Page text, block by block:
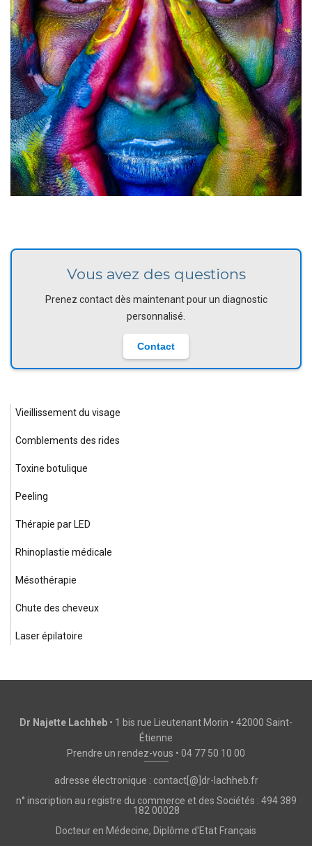
Vous avez des questions
Prenez contact dès maintenant pour un diagnostic
personnalisé.
Contact
Vieillissement du visage
Comblements des rides
Toxine botulique
Peeling
Thérapie par LED
Rhinoplastie médicale
Mésothérapie
Chute des cheveux
Laser épilatoire
Dr Najette Lachheb • 1 bis rue Lieutenant Morin • 42000 Saint-
Étienne
Prendre un rendez-vous • 04 77 50 10 00
adresse électronique : contact[@]dr-lachheb.fr
n° inscription au registre du commerce et des Sociétés : 494 389
182 00028
Docteur en Médecine, Diplôme d'Etat Français